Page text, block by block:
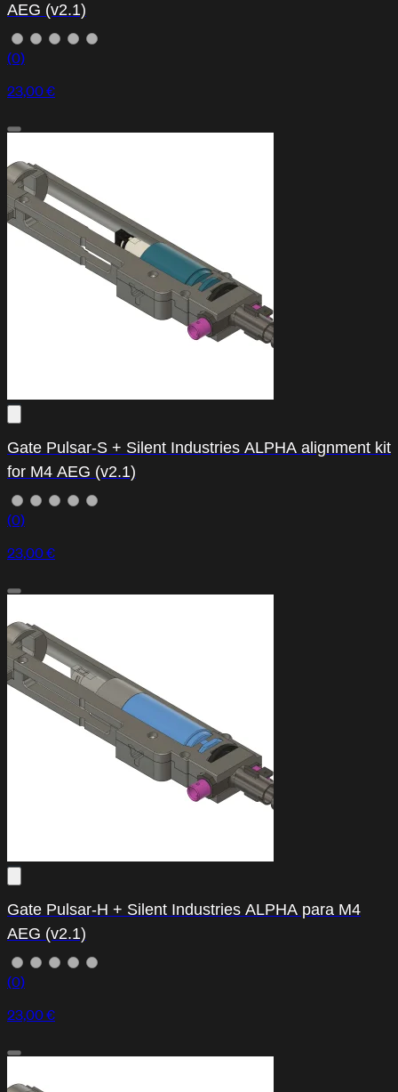
AEG (v2.1)
(0)
23,00 €
Gate Pulsar-S + Silent Industries ALPHA alignment kit
for M4 AEG (v2.1)
(0)
23,00 €
Gate Pulsar-H + Silent Industries ALPHA para M4
AEG (v2.1)
(0)
23,00 €